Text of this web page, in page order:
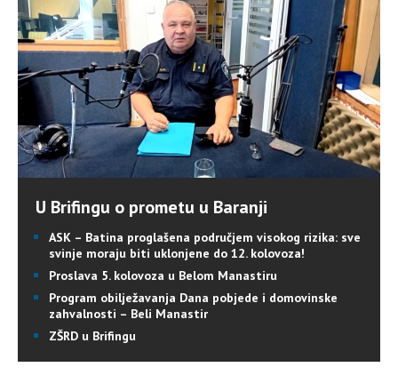
U Brifingu o prometu u Baranji
ASK – Batina proglašena područjem visokog rizika: sve
svinje moraju biti uklonjene do 12. kolovoza!
Proslava 5. kolovoza u Belom Manastiru
Program obilježavanja Dana pobjede i domovinske
zahvalnosti – Beli Manastir
ZŠRD u Brifingu